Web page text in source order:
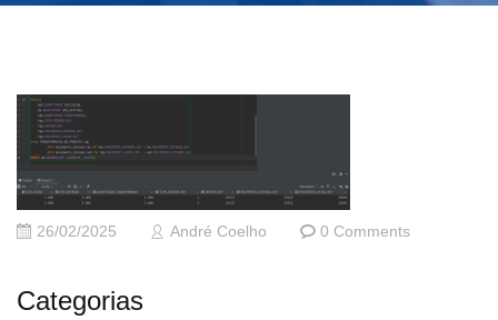
26/02/2025 André Coelho 0 Comments
Categorias